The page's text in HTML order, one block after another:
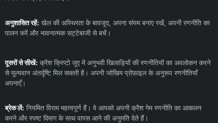
अनुशासित रहें: खेल की अस्थिरता के बावजूद, अपना संयम बनाए रखें, अपनी रणनीति का
पालन करें और भावनात्मक सट्टेबाजी से बचें।
दूसरों से सीखें: क्रैश क्रिप्टो जुए में अनुभवी खिलाड़ियों की रणनीतियों का अवलोकन करने
से मूल्यवान अंतर्दृष्टि मिल सकती है। अपनी जोखिम प्रोफ़ाइल के अनुरूप रणनीतियाँ
अपनाएँ।
ब्रेक लें: नियमित विराम महत्वपूर्ण हैं। वे आपको अपनी क्रैश गेम रणनीति का आकलन
करने और स्पष्ट दिमाग के साथ वापस आने की अनुमति देते हैं।